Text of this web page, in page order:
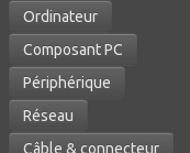
Ordinateur
Composant PC
Périphérique
Réseau
Câble & connecteur